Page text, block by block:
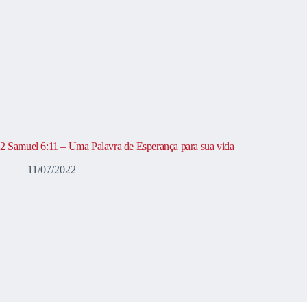
2 Samuel 6:11 – Uma Palavra de Esperança para sua vida
11/07/2022